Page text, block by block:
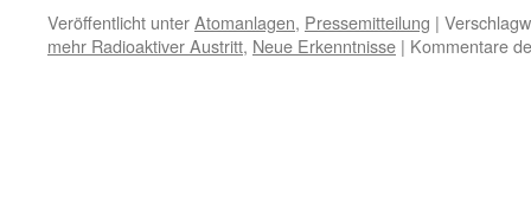
Veröffentlicht unterAtomanlagen, Pressemitteilung |
mehr Radioaktiver Austritt, Neue Erkenntnisse | Kommentare